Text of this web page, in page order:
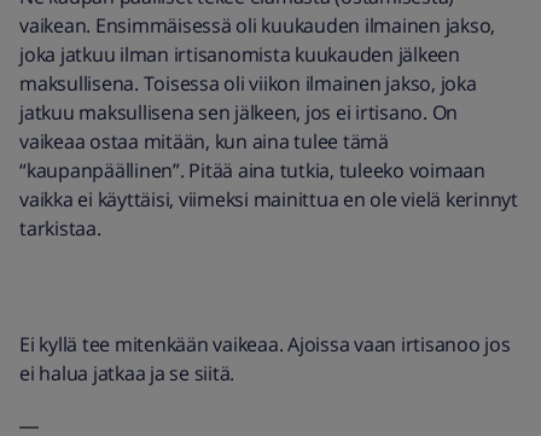
vaikean. Ensimmäisessä oli kuukauden ilmainen jakso,
joka jatkuu ilman irtisanomista kuukauden jälkeen
maksullisena. Toisessa oli viikon ilmainen jakso, joka
jatkuu maksullisena sen jälkeen, jos ei irtisano. On
vaikeaa ostaa mitään, kun aina tulee tämä
“kaupanpäällinen”. Pitää aina tutkia, tuleeko voimaan
vaikka ei käyttäisi, viimeksi mainittua en ole vielä kerinnyt
tarkistaa.
Ei kyllä tee mitenkään vaikeaa. Ajoissa vaan irtisanoo jos
ei halua jatkaa ja se siitä.